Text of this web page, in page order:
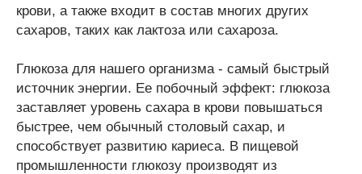
крови, а также входит в состав многих других
сахаров, таких как лактоза или сахароза.
Глюкоза для нашего организма - самый быстрый
источник энергии. Ее побочный эффект: глюкоза
заставляет уровень сахара в крови повышаться
быстрее, чем обычный столовый сахар, и
способствует развитию кариеса. В пищевой
промышленности глюкозу производят из